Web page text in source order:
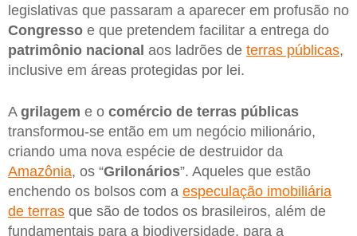
legislativas que passaram a aparecer em profusão no
Congresso e que pretendem facilitar a entrega do
patrimônio nacional aos ladrões de terras públicas,
inclusive em áreas protegidas por lei.
A grilagem e o comércio de terras públicas
transformou-se então em um negócio milionário,
criando uma nova espécie de destruidor da
Amazônia, os “Grilonários”. Aqueles que estão
enchendo os bolsos com a especulação imobiliária
de terras que são de todos os brasileiros, além de
fundamentais para a biodiversidade, para a